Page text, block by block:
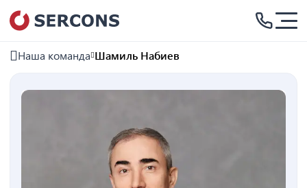
Наша команда Шамиль Набиев